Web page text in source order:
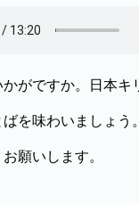
がですか。日本キ
を味わいましょう
願いします。